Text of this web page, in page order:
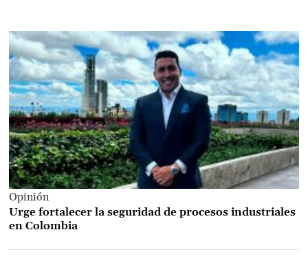
Opinión
Urge fortalecer la seguridad de procesos industriales
en Colombia